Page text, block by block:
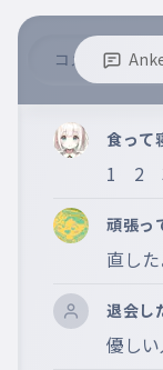
※コメントするには、
食って
1　2
頑張っ
りこ
直し
退会し
優し